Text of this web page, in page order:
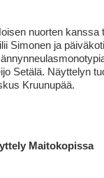
nuorten kanssa
Simonen ja
Setälä. Näyttelyn
Kruunupää.
Maitokopissa